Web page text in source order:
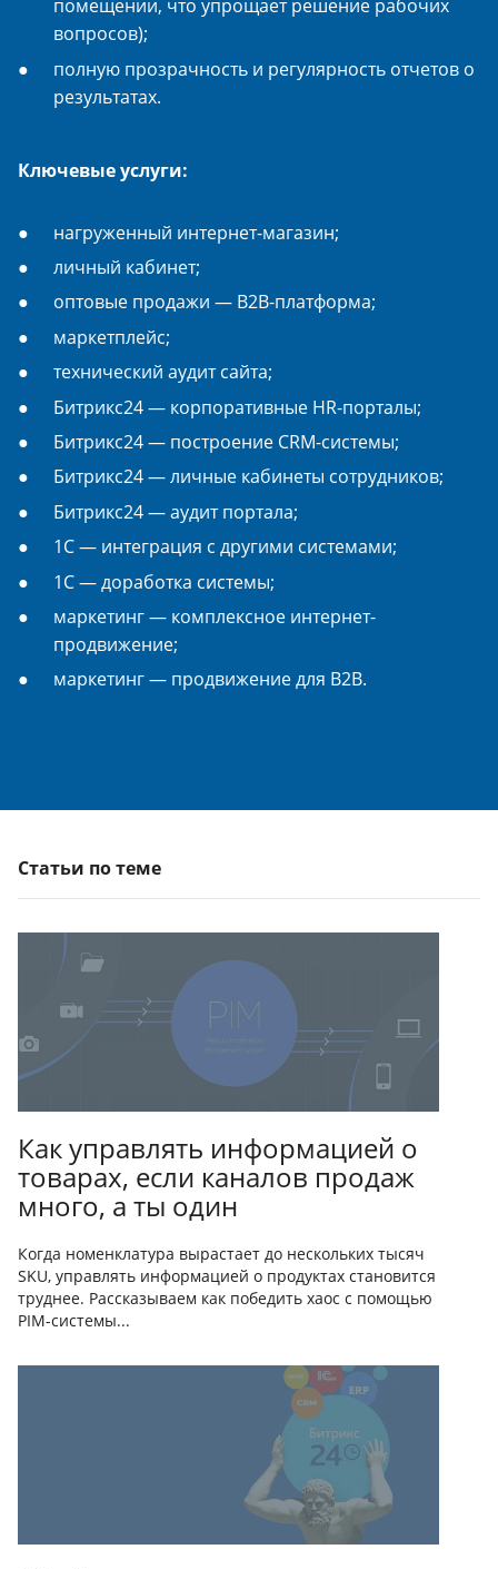
помещении, что упрощает решение рабочих
вопросов);
полную прозрачность и регулярность отчетов о
результатах.
Ключевые услуги:
нагруженный интернет-магазин;
личный кабинет;
оптовые продажи — B2B-платформа;
маркетплейс;
технический аудит сайта;
Битрикс24 — корпоративные HR-порталы;
Битрикс24 — построение CRM-системы;
Битрикс24 — личные кабинеты сотрудников;
Битрикс24 — аудит портала;
1С — интеграция с другими системами;
1С — доработка системы;
маркетинг — комплексное интернет-
продвижение;
маркетинг — продвижение для B2B.
Статьи по теме
Как управлять информацией о
товарах, если каналов продаж
много, а ты один
Когда номенклатура вырастает до нескольких тысяч
SKU, управлять информацией о продуктах становится
труднее. Рассказываем как победить хаос с помощью
PIM-системы...